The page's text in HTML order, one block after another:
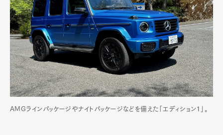
AMGラインパッケージやナイトパッケージなどを備えた「エディション１」。